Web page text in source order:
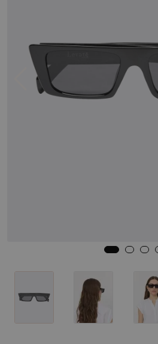
Drakter
Skjørt